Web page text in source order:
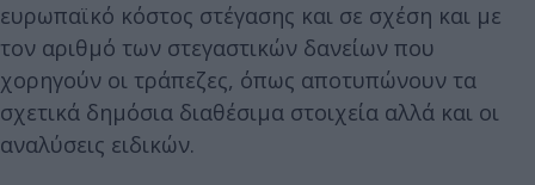
ευρωπαϊκό κόστος στέγασης και σε σχέση και με
τον αριθμό των στεγαστικών δανείων που
χορηγούν οι τράπεζες, όπως αποτυπώνουν τα
σχετικά δημόσια διαθέσιμα στοιχεία αλλά και οι
αναλύσεις ειδικών.